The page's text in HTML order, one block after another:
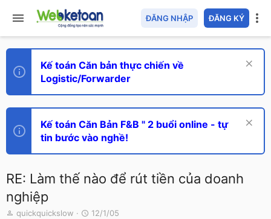
ĐĂNG NHẬP ĐĂNG KÝ
Kế toán Căn bản thực chiến về
Logistic/Forwarder
Kế toán Căn Bản F&B " 2 buổi online - tự
tin bước vào nghề!
RE: Làm thế nào để rút tiền của doanh
nghiệp
T
quickquickslow
N
12/1/05